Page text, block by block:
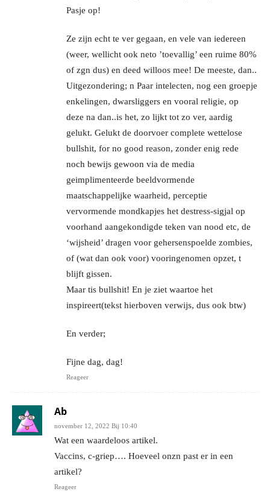
Pasje op!
Ze zijn echt te ver gegaan, en vele van iedereen
(weer, wellicht ook neto ’toevallig’ een ruime 80%
of zgn dus) en deed willoos mee! De meeste, dan..
Uitgezondering; n Paar intelecten, nog een groepje
enkelingen, dwarsliggers en vooral religie, op
deze na dan..is het, zo lijkt tot zo ver, aardig
gelukt. Gelukt de doorvoer complete wettelose
bullshit, for no good reason, zonder enig rede
noch bewijs gewoon via de media
geimplimenteerde beeldvormende
maatschappelijke waarheid, perceptie
vervormende mondkapjes het destress-sigjal op
voorhand aangekondigde teken van nood etc, de
‘wijsheid’ dragen voor gehersenspoelde zombies,
of (wat dan ook voor) vooringenomen opzet, t
blijft gissen.
Maar tis bullshit! En je ziet waartoe het
inspireert(tekst hierboven verwijs, dus ook btw)
En verder;
Fijne dag, dag!
Reageer
Ab
november 12, 2022 Bij 10:40
Wat een waardeloos artikel.
Vaccins, c-griep…. Hoeveel onzn past er in een
artikel?
Reageer